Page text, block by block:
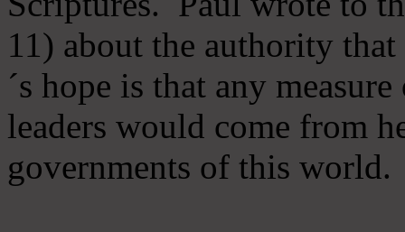
11) about the authority
´s hope is that any
leaders would come from
governments of this world.